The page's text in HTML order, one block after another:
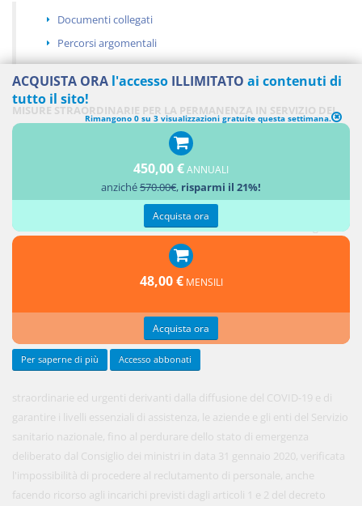
Documenti collegati
Percorsi argomentali
MISURE STRAORDINARIE PER LA PERMANENZA IN SERVIZIO DEL
PERSONALE SANITARIO
straordinarie ed urgenti derivanti dalla diffusione del COVID-19 e di
garantire i livelli essenziali di assistenza, le aziende e gli enti del Servizio
sanitario nazionale, fino al perdurare dello stato di emergenza
deliberato dal Consiglio dei ministri in data 31 gennaio 2020, verificata
l'impossibilità di procedere al reclutamento di personale, anche
facendo ricorso agli incarichi previsti dagli articoli 1 e 2 del decreto
ACQUISTA ORA l'accesso ILLIMITATO ai contenuti di
tutto il sito!
Rimangono 0 su 3 visualizzazioni gratuite questa settimana.
450,00 €ANNUALI
anziché570.00€, risparmi il 21%!
Acquista ora
48,00 € MENSILI
Acquista ora
Per saperne di più Accesso abbonati